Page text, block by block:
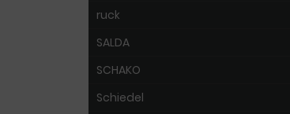
ruck
SALDA
SCHAKO
Schiedel